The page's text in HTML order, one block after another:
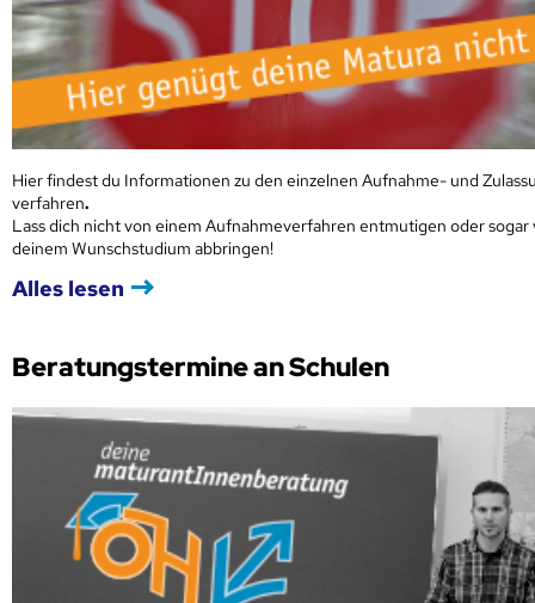
Hier findest du Informationen zu den einzelnen Aufnahme- und
verfahren.
Lass dich nicht von einem Aufnahmeverfahren entmutigen oder sogar
deinem Wunschstudium abbringen!
Alles lesen
Beratungstermine an Schulen